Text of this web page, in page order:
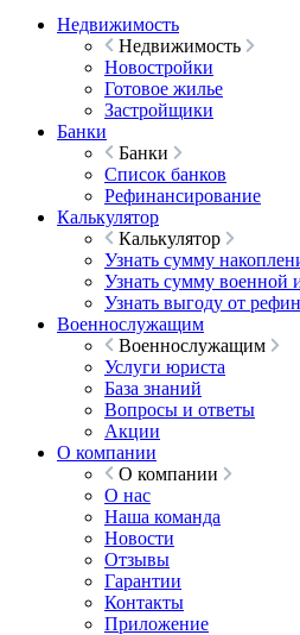
Недвижимость
Недвижимость
Новостройки
Готовое жилье
Застройщики
Банки
Банки
Список банков
Рефинансирование
Калькулятор
Калькулятор
Узнать сумму
Узнать сумму военной
Узнать выгоду от
Военнослужащим
Военнослужащим
Услуги юриста
База знаний
Вопросы и ответы
Акции
О компании
О компании
О нас
Наша команда
Новости
Отзывы
Гарантии
Контакты
Приложение